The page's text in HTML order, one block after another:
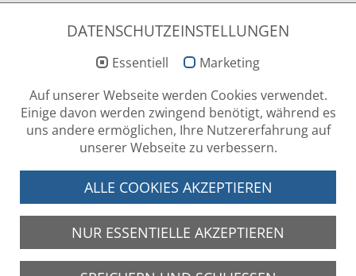
09.00 - 12.00 Uhr & 13.00 - 15.00 Uhr
NEWSLETTER ANMELDUNG
LOG-IN BEREICH
DATENSCHUTZEINSTELLUNGEN
Essentiell
Marketing
Auf unserer Webseite werden Cookies verwendet.
Einige davon werden zwingend benötigt, während es
uns andere ermöglichen, Ihre Nutzererfahrung auf
unserer Webseite zu verbessern.
ALLE COOKIES AKZEPTIEREN
NUR ESSENTIELLE AKZEPTIEREN